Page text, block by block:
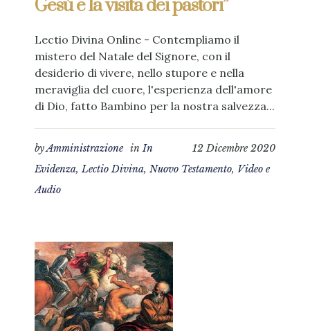
Gesù e la visita dei pastori”
Lectio Divina Online - Contempliamo il
mistero del Natale del Signore, con il
desiderio di vivere, nello stupore e nella
meraviglia del cuore, l'esperienza dell'amore
di Dio, fatto Bambino per la nostra salvezza...
12 Dicembre 2020
byAmministrazione inIn
Evidenza,Lectio Divina, Nuovo Testamento, Video e
Audio